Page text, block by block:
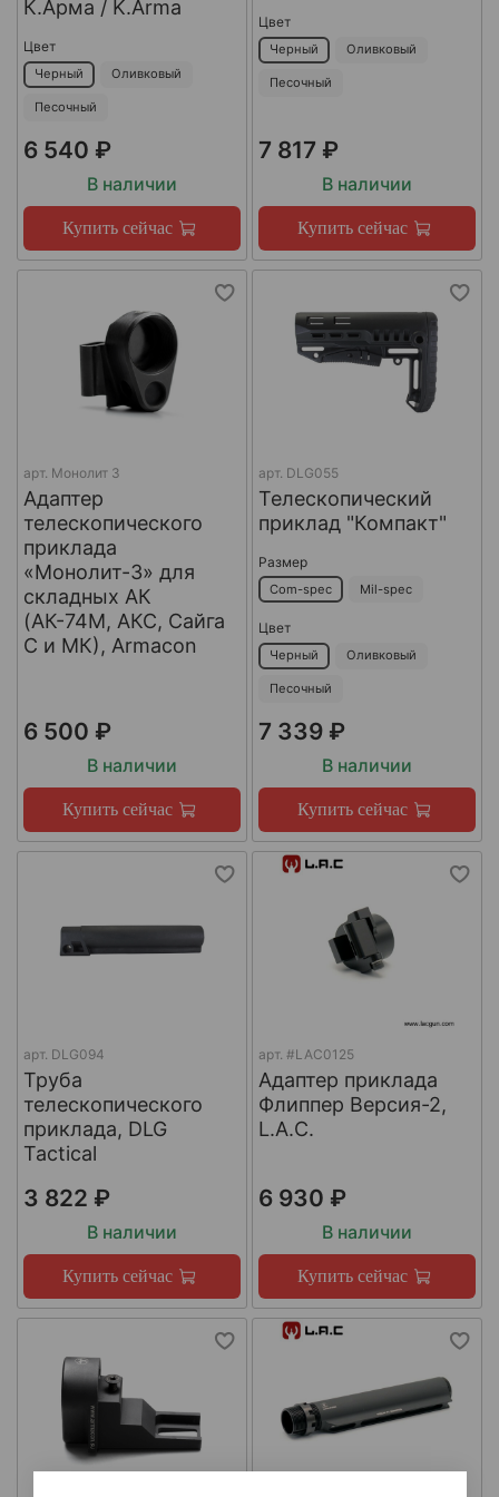
К.Арма / K.Arma
Цвет
Черный Оливковый
Песочный
6 540 ₽
В наличии
Купить сейчас
Цвет
Черный Оливковый
Песочный
7 817 ₽
В наличии
Купить сейчас
арт. Монолит 3
Адаптер
телескопического
приклада
«Монолит-3» для
складных АК
(АК-74М, АКС, Сайга
С и МК), Armacon
6 500 ₽
В наличии
Купить сейчас
арт. DLG055
Телескопический
приклад "Компакт"
Размер
Com-spec Mil-spec
Цвет
Черный Оливковый
Песочный
7 339 ₽
В наличии
Купить сейчас
арт. DLG094
Труба
телескопического
приклада, DLG
Tactical
3 822 ₽
В наличии
Купить сейчас
арт. #LAC0125
Адаптер приклада
Флиппер Версия-2,
L.A.C.
6 930 ₽
В наличии
Купить сейчас